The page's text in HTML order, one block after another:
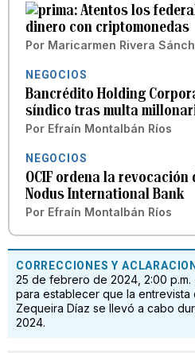
Atentos los
dinero con criptomonedas
Por Maricarmen Rivera
NEGOCIOS
Bancrédito Holding
síndico tras multa
Por Efraín Montalbán Ríos
NEGOCIOS
OCIF ordena la
Nodus International Bank
Por Efraín Montalbán Ríos
CORRECCIONES Y
25 de febrero de 2024, 2:00 p.m.
para establecer que la entrevista
Zequeira Díaz se llevó a cabo
2024.